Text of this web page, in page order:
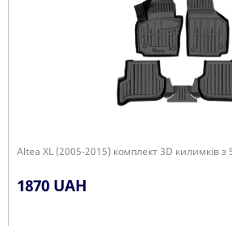
Altea XL (2005-2015) комплект 3D килимків з
1870 UAH